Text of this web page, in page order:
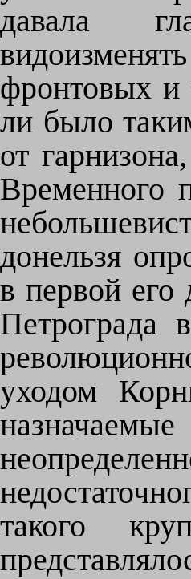
давала
фронтовых
ли было
от
Временного
донельзя
в первой его
Петрограда
уходом
такого